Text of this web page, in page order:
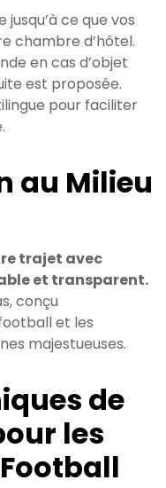
jusqu’à ce que vos
chambre d’hôtel.
en cas d’objet
est proposée.
pour faciliter
au Milieu
trajet avec
et transparent.
conçu
et les
majestueuses.
de
les